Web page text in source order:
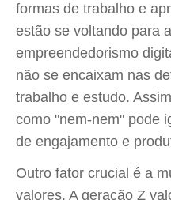
formas de trabalho e
estão se voltando para
empreendedorismo
não se encaixam nas
trabalho e estudo.
como "nem-nem" pode
de engajamento e
Outro fator crucial é a
valores. A geração Z